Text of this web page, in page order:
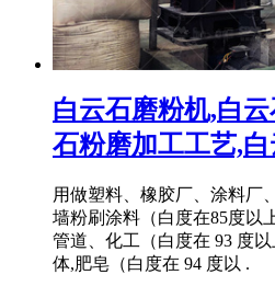
白云石磨粉机,白
石粉磨加工工艺,白
用做塑料、橡胶厂、涂料厂
墙粉刷涂料（白度在85度以
管道、化工（白度在 93 度
体,肥皂（白度在 94 度以 .